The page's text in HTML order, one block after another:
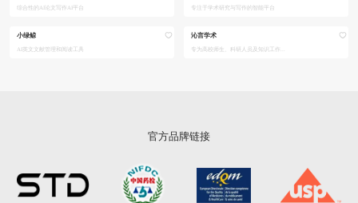
综合性的AI论文写作AI平台 专注于学术研究与写作的智能平台
小绿鲸
AI英文文献管理和阅读工具
沁言学术
专为高校师生、科研人员及知识工作...
官方品牌链接